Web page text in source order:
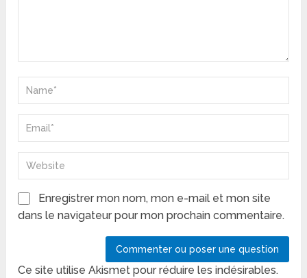
Enregistrer mon nom, mon e-mail et mon site
dans le navigateur pour mon prochain commentaire.
Ce site utilise Akismet pour réduire les indésirables.